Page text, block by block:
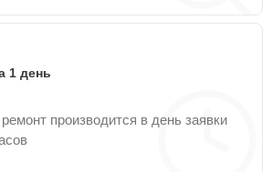
1 день
производится в день заявки